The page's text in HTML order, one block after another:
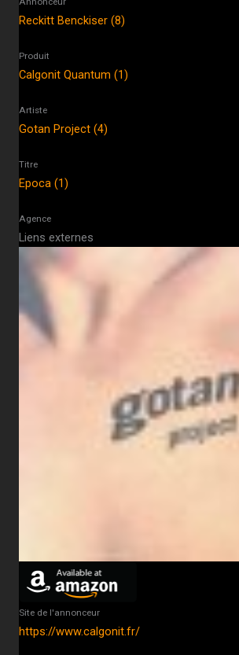
Reckitt Benckiser (8)
Produit
Calgonit Quantum (1)
Artiste
Gotan Project (4)
Titre
Epoca (1)
Agence
Liens externes
Site de l'annonceur
https://www.calgonit.fr/